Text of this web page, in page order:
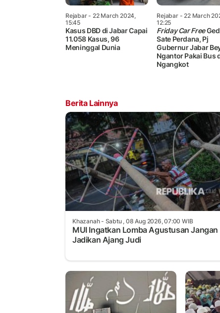
Rejabar- 22 March 2024,
15:45
Kasus DBD di Jabar Capai
11.058 Kasus, 96
Meninggal Dunia
Rejabar- 22 March
12:25
Friday Car Free
Sate Perdana, Pj
Gubernur Jabar
Ngantor Pakai Bus
Ngangkot
Berita Lainnya
Khazanah- Sabtu , 08 Aug 2026, 07:00 WIB
MUI Ingatkan Lomba Agustusan Jangan
Jadikan Ajang Judi